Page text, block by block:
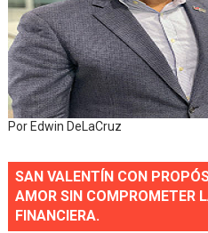
Por Edwin DeLaCruz
SAN VALENTÍN CON
AMOR SIN COMPROMETER
FINANCIERA.